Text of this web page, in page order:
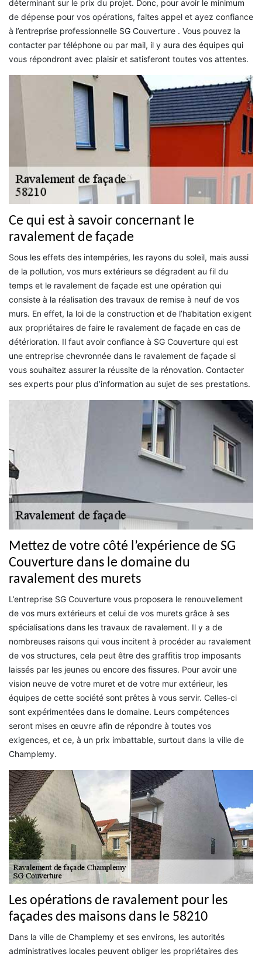
déterminant sur le prix du projet. Donc, pour avoir le minimum
de dépense pour vos opérations, faites appel et ayez confiance
à l’entreprise professionnelle SG Couverture . Vous pouvez la
contacter par téléphone ou par mail, il y aura des équipes qui
vous répondront avec plaisir et satisferont toutes vos attentes.
Ce qui est à savoir concernant le
ravalement de façade
Sous les effets des intempéries, les rayons du soleil, mais aussi
de la pollution, vos murs extérieurs se dégradent au fil du
temps et le ravalement de façade est une opération qui
consiste à la réalisation des travaux de remise à neuf de vos
murs. En effet, la loi de la construction et de l’habitation exigent
aux propriétaires de faire le ravalement de façade en cas de
détérioration. Il faut avoir confiance à SG Couverture qui est
une entreprise chevronnée dans le ravalement de façade si
vous souhaitez assurer la réussite de la rénovation. Contacter
ses experts pour plus d’information au sujet de ses prestations.
Mettez de votre côté l’expérience de SG
Couverture dans le domaine du
ravalement des murets
L’entreprise SG Couverture vous proposera le renouvellement
de vos murs extérieurs et celui de vos murets grâce à ses
spécialisations dans les travaux de ravalement. Il y a de
nombreuses raisons qui vous incitent à procéder au ravalement
de vos structures, cela peut être des graffitis trop imposants
laissés par les jeunes ou encore des fissures. Pour avoir une
vision neuve de votre muret et de votre mur extérieur, les
équipes de cette société sont prêtes à vous servir. Celles-ci
sont expérimentées dans le domaine. Leurs compétences
seront mises en œuvre afin de répondre à toutes vos
exigences, et ce, à un prix imbattable, surtout dans la ville de
Champlemy.
Les opérations de ravalement pour les
façades des maisons dans le 58210
Dans la ville de Champlemy et ses environs, les autorités
administratives locales peuvent obliger les propriétaires des